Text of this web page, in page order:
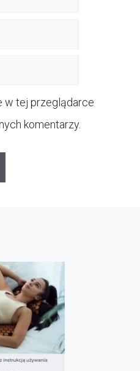
w tej przeglądarce
komentarzy.